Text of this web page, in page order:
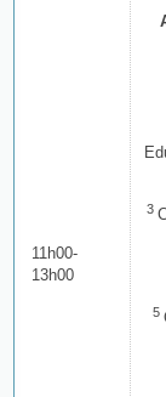
11h00-
13h00
3
5